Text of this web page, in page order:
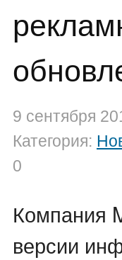
9 сентября
Категория:
0
Компания
версии